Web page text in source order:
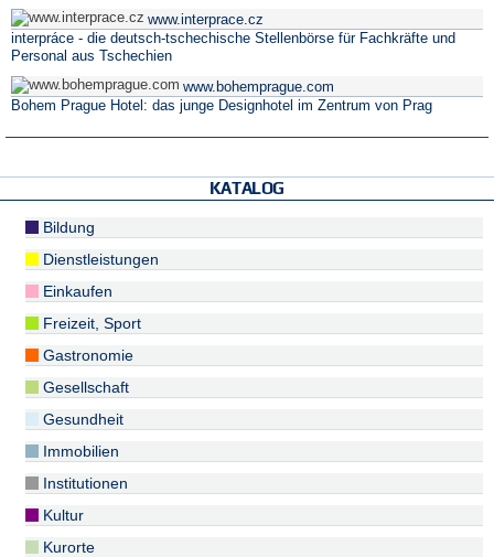
www.interprace.cz
interpráce - die deutsch-tschechische Stellenbörse für Fachkräfte und
Personal aus Tschechien
www.bohemprague.com
Bohem Prague Hotel: das junge Designhotel im Zentrum von Prag
KATALOG
Bildung
Dienstleistungen
Einkaufen
Freizeit, Sport
Gastronomie
Gesellschaft
Gesundheit
Immobilien
Institutionen
Kultur
Kurorte